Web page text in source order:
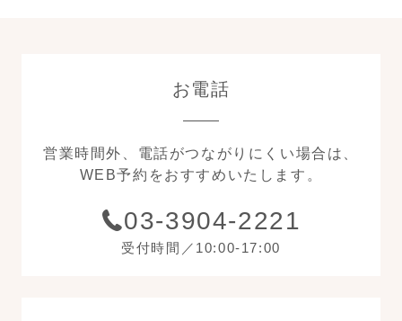
お電話
営業時間外、電話がつながりにくい場合は、
WEB予約をおすすめいたします。
03-3904-2221
受付時間／10:00-17:00